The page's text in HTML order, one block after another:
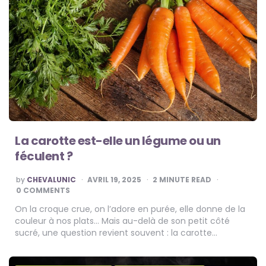
La carotte est-elle un légume ou un
féculent ?
POSTED
BY
by CHEVALUNIC AVRIL 19, 2025 2 MINUTE READ
0 COMMENTS
On la croque crue, on l’adore en purée, elle donne de la
couleur à nos plats… Mais au-delà de son petit côté
sucré, une question revient souvent : la carotte…